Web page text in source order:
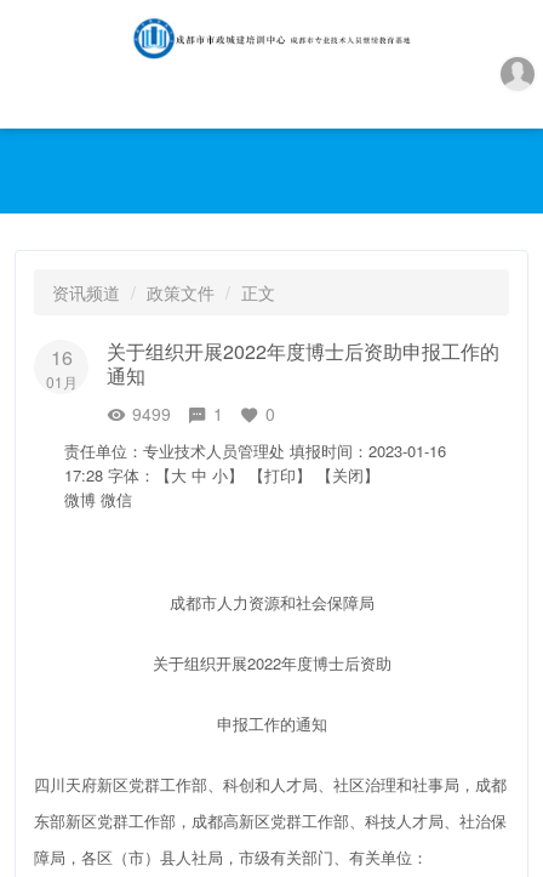
资讯频道 政策文件 正文
16
01月
关于组织开展2022年度博士后资助申报工作的
通知
9499 1 0
责任单位：专业技术人员管理处 填报时间：2023-01-16
17:28 字体：【大 中 小】 【打印】
【关闭】
微博 微信
成都市人力资源和社会保障局
关于组织开展2022年度博士后资助
申报工作的通知
四川天府新区党群工作部、科创和人才局、社区治理和社事局，成都
东部新区党群工作部，成都高新区党群工作部、科技人才局、社治保
障局，各区（市）县人社局，市级有关部门、有关单位：